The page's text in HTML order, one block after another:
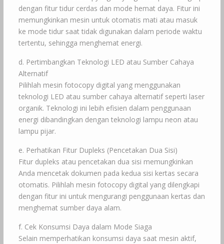
dengan fitur tidur cerdas dan mode hemat daya. Fitur ini
memungkinkan mesin untuk otomatis mati atau masuk
ke mode tidur saat tidak digunakan dalam periode waktu
tertentu, sehingga menghemat energi.
d. Pertimbangkan Teknologi LED atau Sumber Cahaya
Alternatif
Pilihlah mesin fotocopy digital yang menggunakan
teknologi LED atau sumber cahaya alternatif seperti laser
organik. Teknologi ini lebih efisien dalam penggunaan
energi dibandingkan dengan teknologi lampu neon atau
lampu pijar.
e. Perhatikan Fitur Dupleks (Pencetakan Dua Sisi)
Fitur dupleks atau pencetakan dua sisi memungkinkan
Anda mencetak dokumen pada kedua sisi kertas secara
otomatis. Pilihlah mesin fotocopy digital yang dilengkapi
dengan fitur ini untuk mengurangi penggunaan kertas dan
menghemat sumber daya alam.
f. Cek Konsumsi Daya dalam Mode Siaga
Selain memperhatikan konsumsi daya saat mesin aktif,